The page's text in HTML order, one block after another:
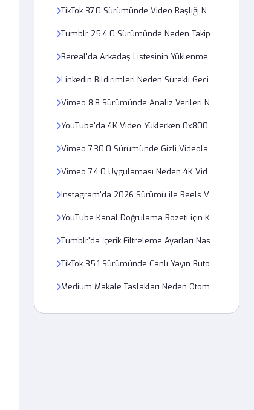
TikTok 37.0 Sürümünde Video Başlığı Neden Boş Kalıyor?
Tumblr 25.4.0 Sürümünde Neden Takip Etme Butonu Çalışmıyor?
Bereal'da Arkadaş Listesinin Yüklenmemesi Ağ Hatası Mıdır?
Linkedin Bildirimleri Neden Sürekli Gecikmeli Olarak Telefona Ulaşıyor?
Vimeo 8.8 Sürümünde Analiz Verileri Neden Yüklenmiyor?
YouTube'da 4K Video Yüklerken 0x8004001 Kodlu Hata Neden Oluşuyor?
Vimeo 7.30.0 Sürümünde Gizli Videolar Nasıl Paylaşılır?
Vimeo 7.4.0 Uygulaması Neden 4K Video Yüklerken Çöküyor?
Instagram'da 2026 Sürümü ile Reels Videoları Neden Kasıyor?
YouTube Kanal Doğrulama Rozeti için Kaç Abone Gerekiyor?
Tumblr'da İçerik Filtreleme Ayarları Nasıl Değiştirilir?
TikTok 35.1 Sürümünde Canlı Yayın Butonu Neden Çıkmıyor?
Medium Makale Taslakları Neden Otomatik Olarak Kaydedilmiyor?